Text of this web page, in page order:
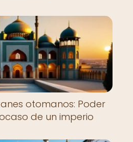
otomanos: Poder
de un imperio